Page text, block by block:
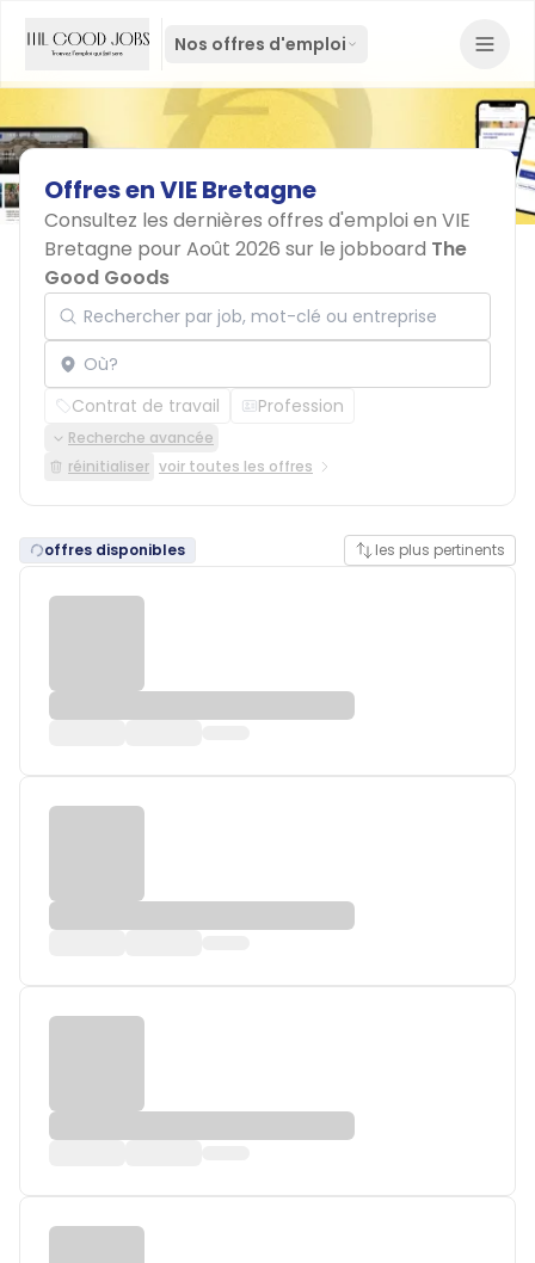
Nos offres d'emploi
OffresenVIEBretagne
Consultez les dernières offres d'emploi en VIE
Bretagne pour Août 2026 sur le jobboard The
Good Goods
Rechercher par job, mot-clé ou entreprise
Localisation
Contrat de travail Profession
Recherche avancée
réinitialiser voir toutes les offres
offres disponibles les plus pertinents